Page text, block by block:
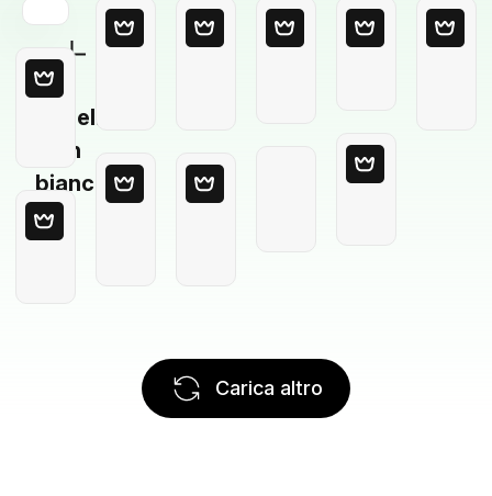
Modello
in
bianco
Carica altro